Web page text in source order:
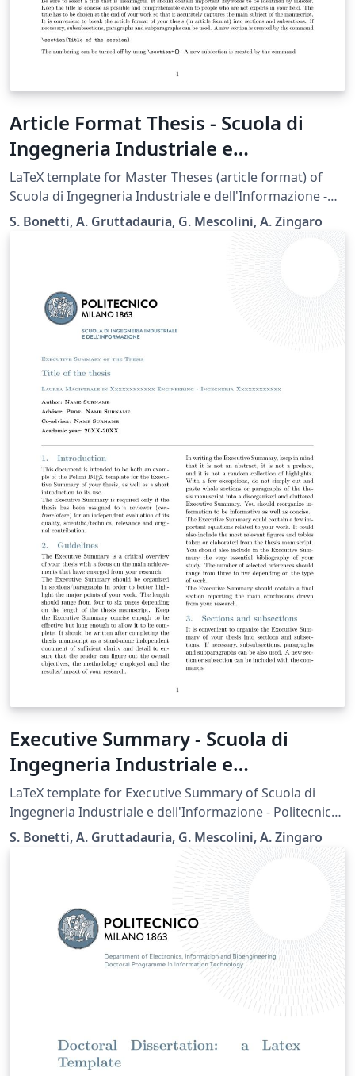
Article Format Thesis - Scuola di
Ingegneria Industriale e
dell'Informazione - Politecnico di
Milano
LaTeX template for Master Theses (article format) of
Scuola di Ingegneria Industriale e dell'Informazione -
Politecnico di Milano.
S. Bonetti, A. Gruttadauria, G. Mescolini, A. Zingaro
Executive Summary - Scuola di
Ingegneria Industriale e
dell'Informazione - Politecnico di
Milano
LaTeX template for Executive Summary of Scuola di
Ingegneria Industriale e dell'Informazione - Politecnico
di Milano.
S. Bonetti, A. Gruttadauria, G. Mescolini, A. Zingaro